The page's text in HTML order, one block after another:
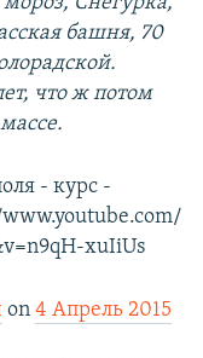
башня, 70
что ж потом
- курс -
xuIiUs
on 4 Апрель 2015